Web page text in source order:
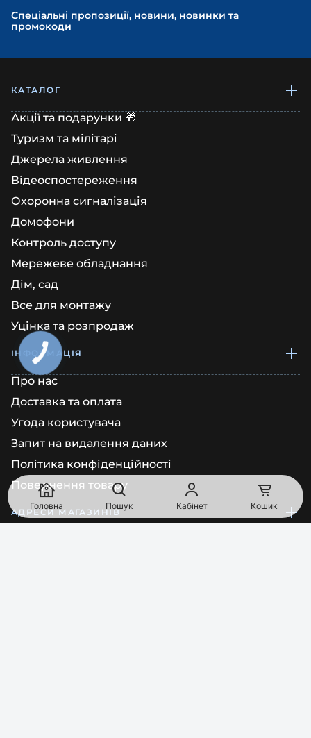
Спеціальні пропозиції, новини, новинки та
промокоди
Головна Пошук Кабінет Кошик
КАТАЛОГ
Акції та подарунки 🎁
Туризм та мілітарі
Джерела живлення
Відеоспостереження
Охоронна сигналізація
Домофони
Контроль доступу
Мережеве обладнання
Дім, сад
Все для монтажу
Уцінка та розпродаж
ІНФОРМАЦІЯ
Про нас
Доставка та оплата
Угода користувача
Запит на видалення даних
Політика конфіденційності
Повернення товару
АДРЕСИ МАГАЗИНІВ
КНОПКА
ЗВ'ЯЗКУ